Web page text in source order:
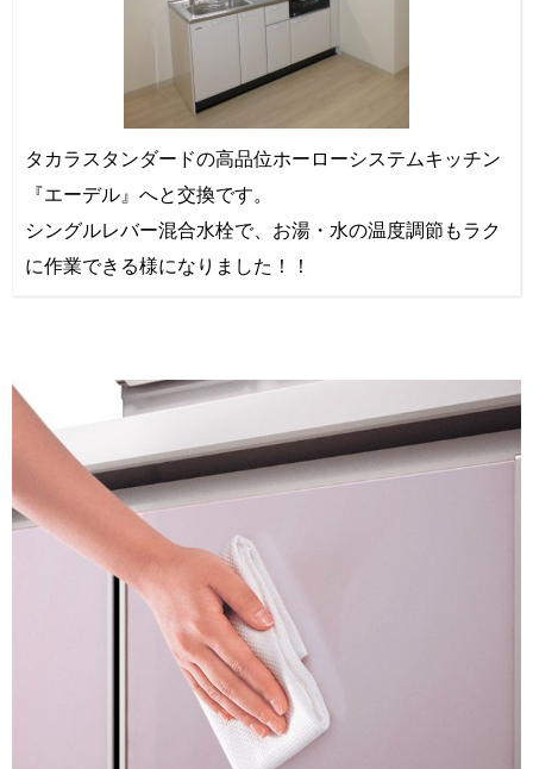
タカラスタンダードの高品位ホーローシステムキッチン
『エーデル』へと交換です。
シングルレバー混合水栓で、お湯・水の温度調節もラク
に作業できる様になりました！！